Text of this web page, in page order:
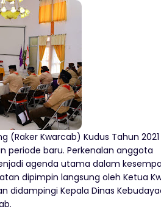
(Raker Kwarcab) Kudus Tahun 2021
periode baru. Perkenalan anggota
agenda utama dalam
dipimpin langsung oleh Ketua
didampingi Kepala Dinas